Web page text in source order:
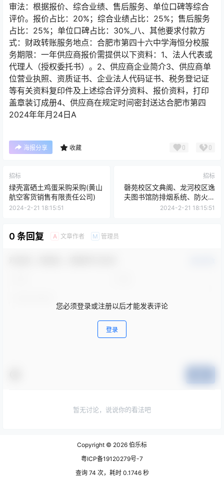
审法：根据报价、综合业绩、售后服务、单位口碑等综合
评价。报价占比：20%；综合业绩占比：25%；售后服务
占比：25%；单位口碑占比：30%_八、其他要求付款方
式：财政转账服务地点：合肥市第四十六中学海恒分校服
务期限：一年供应商报价需提供以下资料：1、法人代表或
代理人（授权委托书）。2、供应商企业简介3、供应商单
位营业执照、资质证书、企业法人代码证书、税务登记证
等有关资料复印件及上述综合评分资料、报价资料，打印
盖章装订成册4、供应商在规定时间密封送达合肥市第四
2024年年月24日A
海报分享 收藏 0 0
招标
绿壳富硒土鸡蛋采购采购(黄山
航空客货销售有限责任公司)
2024-2-21 18:15:51
招标
磬苑校区文典阁、龙河校区逸
夫图书馆防排烟系统、防火卷
帘门维修服务（AHU-
2024-2-21 18:15:51
0 条回复 A 文章作者 M 管理员
您必须登录或注册以后才能发表评论
登录
暂无讨论，说说你的看法吧
Copyright © 2026 伯乐标
粤ICP备19120279号-7
查询 74 次，耗时 0.1746 秒